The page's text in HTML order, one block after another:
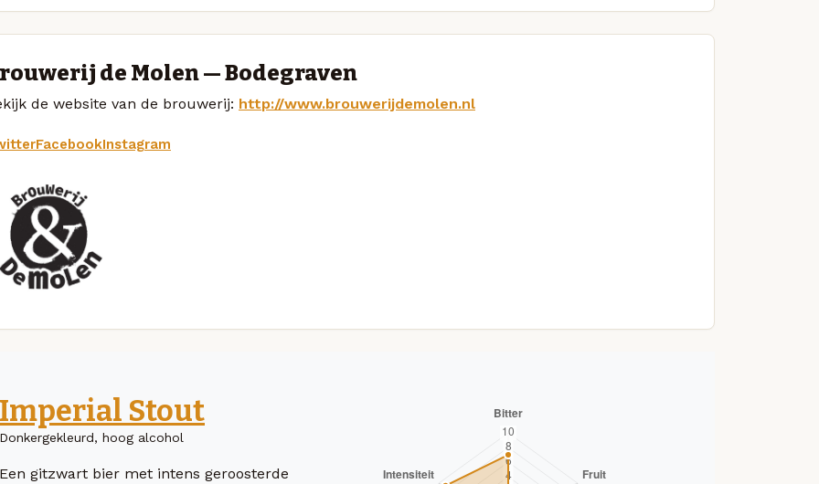
de Molen — Bodegraven
de website van de brouwerij: http://www.brouwerijdemolen.nl
FacebookInstagram
Imperial Stout
Donkergekleurd, hoog alcohol
Een gitzwart bier met intens geroosterde